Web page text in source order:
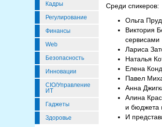
Кадры
Регулирование
Финансы
Web
Безопасность
Инновации
CIO/Управление
ИТ
Гаджеты
Здоровье
Среди спикеров:
Ольга
Виктория
сервисами
Лариса
Наталья
Елена
Павел
Анна
Алина
и бюджета
И